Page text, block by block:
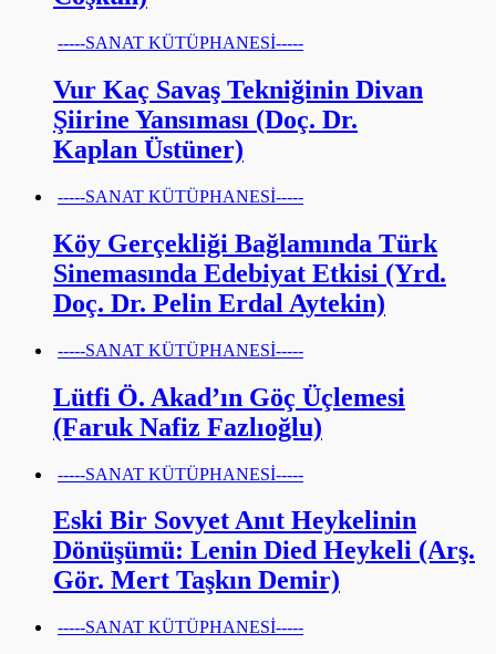
-----SANAT KÜTÜPHANESİ-----
Vur Kaç Savaş Tekniğinin Divan
Şiirine Yansıması (Doç. Dr.
Kaplan Üstüner)
-----SANAT KÜTÜPHANESİ-----
Köy Gerçekliği Bağlamında Türk
Sinemasında Edebiyat Etkisi (Yrd.
Doç. Dr. Pelin Erdal Aytekin)
-----SANAT KÜTÜPHANESİ-----
Lütfi Ö. Akad’ın Göç Üçlemesi
(Faruk Nafiz Fazlıoğlu)
-----SANAT KÜTÜPHANESİ-----
Eski Bir Sovyet Anıt Heykelinin
Dönüşümü: Lenin Died Heykeli (Arş.
Gör. Mert Taşkın Demir)
-----SANAT KÜTÜPHANESİ-----